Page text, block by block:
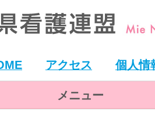
アクセス 個人情
メニュー